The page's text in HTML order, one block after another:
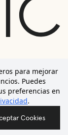
para mejorar
Puedes
preferencias en
.
Cookies